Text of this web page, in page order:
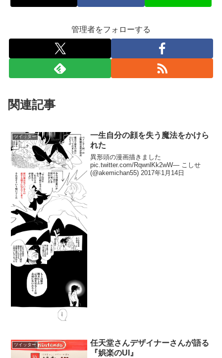
管理者をフォローする
関連記事
ツイッター
一生自分の顔を失う魔法をかけら
れた
異形頭の漫画描きました
pic.twitter.com/RqwnlKk2wW— こしせ
(@akemichan55) 2017年1月14日
ツイッター
任天堂さんデザイナーさんが語る
『娯楽のUI』